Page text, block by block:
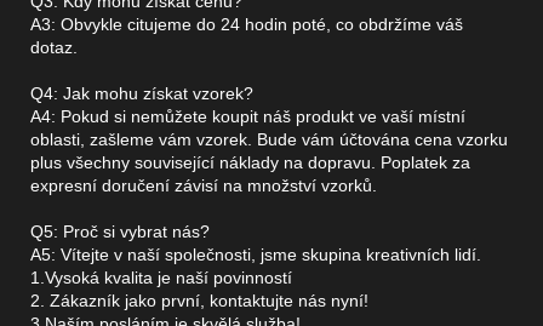
A3: Obvykle citujeme do 24 hodin poté, co obdržíme váš
dotaz.
Q4: Jak mohu získat vzorek?
A4: Pokud si nemůžete koupit náš produkt ve vaší místní
oblasti, zašleme vám vzorek. Bude vám účtována cena vzorku
plus všechny související náklady na dopravu. Poplatek za
expresní doručení závisí na množství vzorků.
Q5: Proč si vybrat nás?
A5: Vítejte v naší společnosti, jsme skupina kreativních lidí.
1.Vysoká kvalita je naší povinností
2. Zákazník jako první, kontaktujte nás nyní!